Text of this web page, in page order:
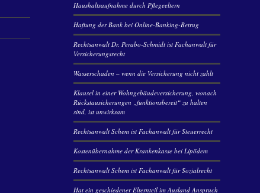
Haushaltsaufnahme durch Pflegeeltern
Haftung der Bank bei Online-Banking-Betrug
Rechtsanwalt Dr. Perabo-Schmidt ist Fachanwalt für
Versicherungsrecht
Wasserschaden – wenn die Versicherung nicht zahlt
Klausel in einer Wohngebäudeversicherung, wonach
Rückstausicherungen „funktionsbereit“ zu halten
sind, ist unwirksam
Rechtsanwalt Schem ist Fachanwalt für Steuerrecht
Kostenübernahme der Krankenkasse bei Lipödem
Rechtsanwalt Schem ist Fachanwalt für Sozialrecht
Hat ein geschiedener Elternteil im Ausland Anspruch